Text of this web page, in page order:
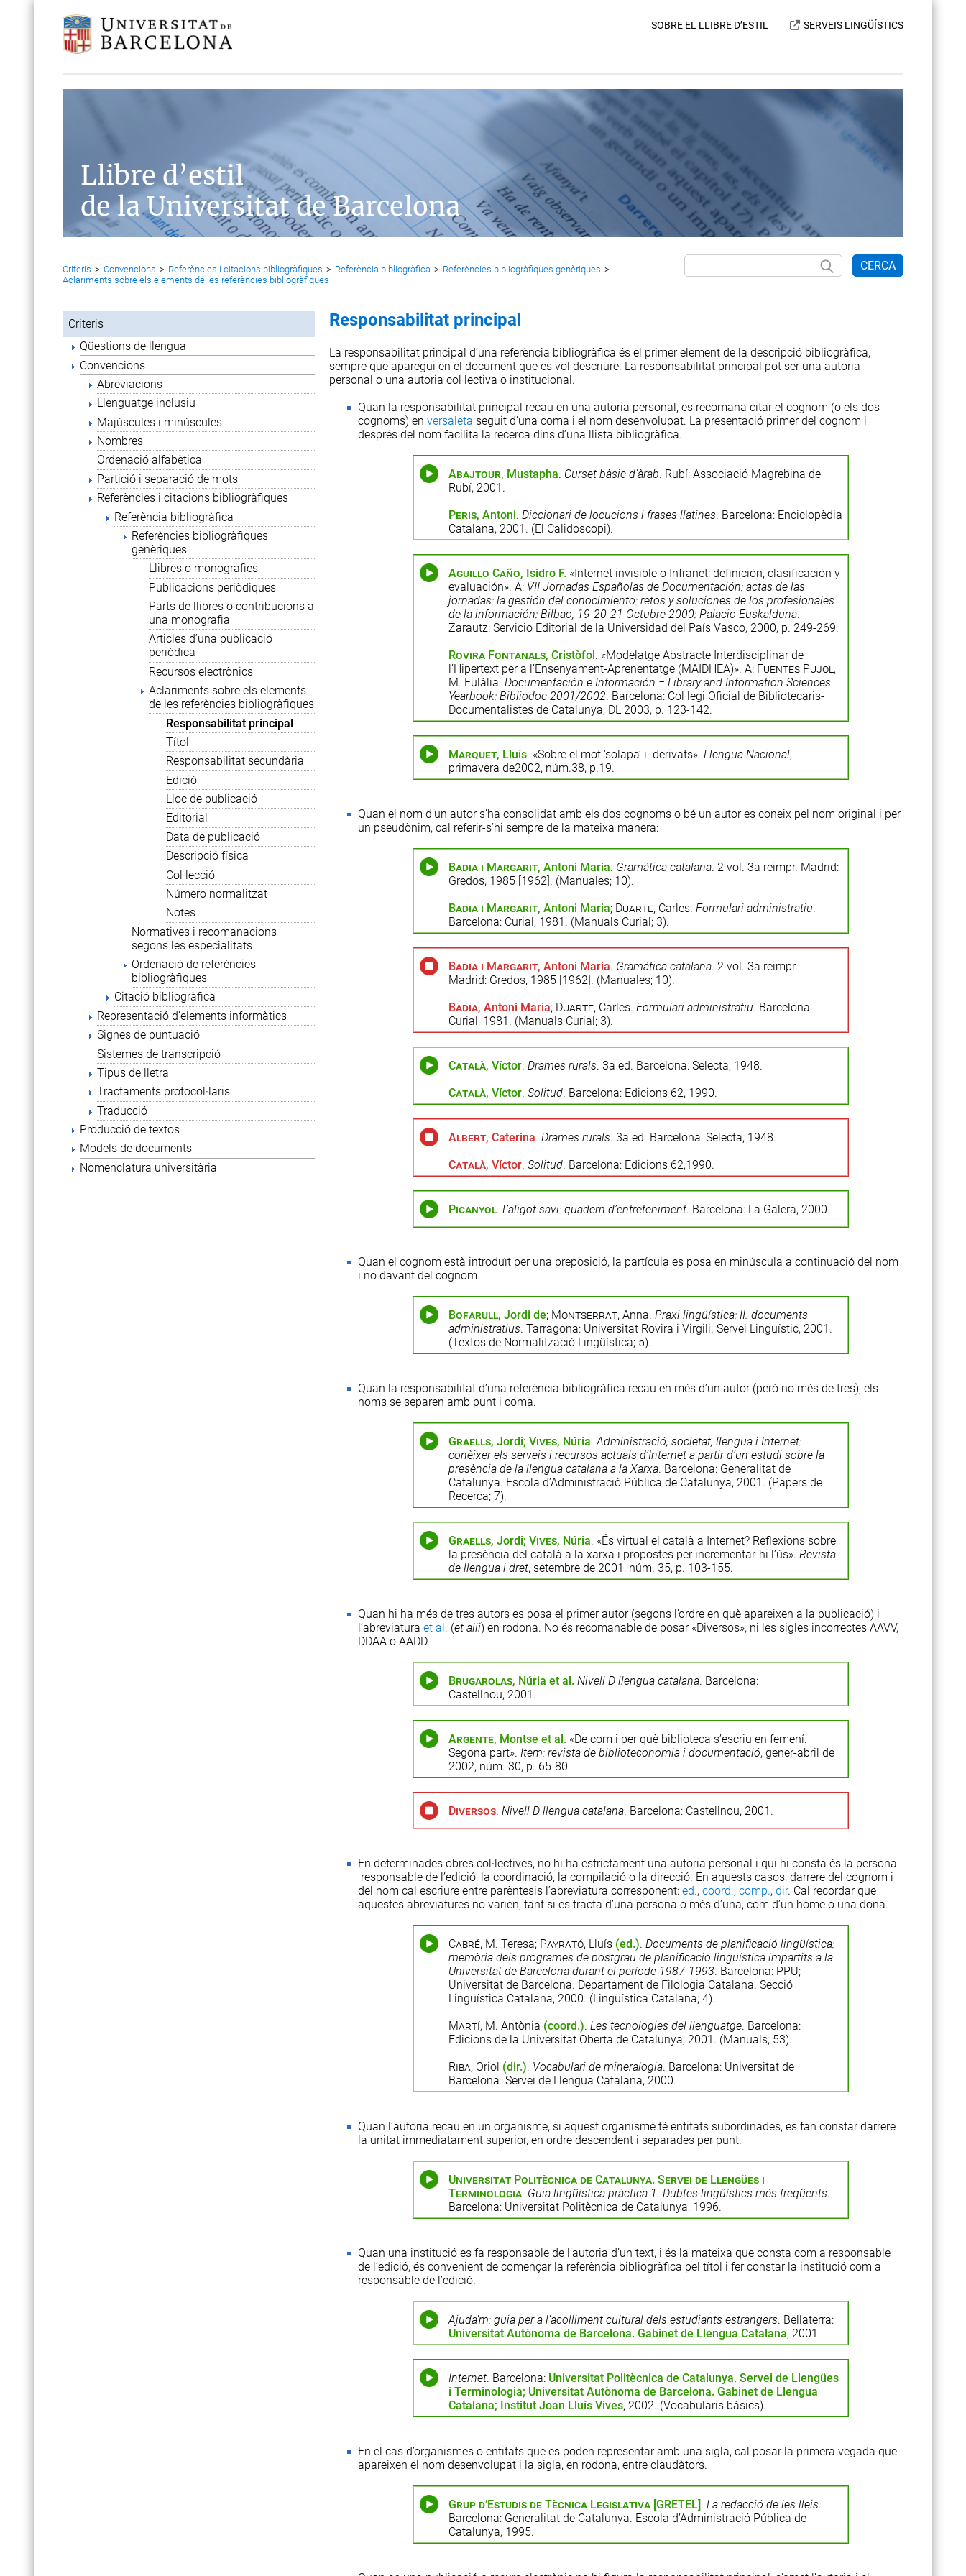
SOBRE EL LLIBRE D’ESTIL SERVEIS LINGÜÍSTICS
Llibre d’estil
de la Universitat de Barcelona
CERCA
Criteris > Convencions > Referències i citacions bibliogràfiques > Referència bibliogràfica > Referències bibliogràfiques genèriques >
Aclariments sobre els elements de les referències bibliogràfiques
Criteris
Qüestions de llengua
Convencions
Abreviacions
Llenguatge inclusiu
Majúscules i minúscules
Nombres
Ordenació alfabètica
Partició i separació de mots
Referències i citacions bibliogràfiques
Referència bibliogràfica
Referències bibliogràfiques
genèriques
Llibres o monografies
Publicacions periòdiques
Parts de llibres o contribucions a
una monografia
Articles d’una publicació
periòdica
Recursos electrònics
Aclariments sobre els elements
de les referències bibliogràfiques
Responsabilitat principal
Títol
Responsabilitat secundària
Edició
Lloc de publicació
Editorial
Data de publicació
Descripció física
Col·lecció
Número normalitzat
Notes
Normatives i recomanacions
segons les especialitats
Ordenació de referències
bibliogràfiques
Citació bibliogràfica
Representació d’elements informàtics
Signes de puntuació
Sistemes de transcripció
Tipus de lletra
Tractaments protocol·laris
Traducció
Producció de textos
Models de documents
Nomenclatura universitària
Responsabilitat principal
La responsabilitat principal d’una referència bibliogràfica és el primer element de la descripció bibliogràfica,
sempre que aparegui en el document que es vol descriure. La responsabilitat principal pot ser una autoria
personal o una autoria col·lectiva o institucional.
Quan la responsabilitat principal recau en una autoria personal, es recomana citar el cognom (o els dos
cognoms) en versaleta seguit d’una coma i el nom desenvolupat. La presentació primer del cognom i
després del nom facilita la recerca dins d’una llista bibliogràfica.
Abajtour, Mustapha. Curset bàsic d’àrab. Rubí: Associació Magrebina de
Rubí, 2001.
Peris, Antoni. Diccionari de locucions i frases llatines. Barcelona: Enciclopèdia
Catalana, 2001. (El Calidoscopi).
Aguillo Caño, Isidro F.«Internet invisible o Infranet: definición, clasificación y
evaluación». A: VII Jornadas Españolas de Documentación: actas de las
jornadas: la gestión del conocimiento: retos y soluciones de los profesionales
de la información: Bilbao, 19-20-21 Octubre 2000: Palacio Euskalduna.
Zarautz: Servicio Editorial de la Universidad del País Vasco, 2000, p. 249-269.
Rovira Fontanals, Cristòfol. «Modelatge Abstracte Interdisciplinar de
l’Hipertext per a l’Ensenyament-Aprenentatge (MAIDHEA)». A: Fuentes Pujol,
M. Eulàlia. Documentación e Información = Library and Information Sciences
Yearbook: Bibliodoc 2001/2002. Barcelona: Col·legi Oficial de Bibliotecaris-
Documentalistes de Catalunya, DL 2003, p. 123-142.
Marquet, Lluís. «Sobre el mot ‘solapa’ i derivats». Llengua Nacional,
primavera de2002, núm.38, p.19.
Quan el nom d’un autor s’ha consolidat amb els dos cognoms o bé un autor es coneix pel nom original i per
un pseudònim, cal referir-s’hi sempre de la mateixa manera:
Badia i Margarit, Antoni Maria. Gramática catalana. 2 vol. 3a reimpr. Madrid:
Gredos, 1985 [1962]. (Manuales; 10).
Badia i Margarit, Antoni Maria; Duarte, Carles. Formulari administratiu.
Barcelona: Curial, 1981. (Manuals Curial; 3).
Badia i Margarit, Antoni Maria. Gramática catalana. 2 vol. 3a reimpr.
Madrid: Gredos, 1985 [1962]. (Manuales; 10).
Badia, Antoni Maria; Duarte, Carles. Formulari administratiu. Barcelona:
Curial, 1981. (Manuals Curial; 3).
Català, Víctor. Drames rurals. 3a ed. Barcelona: Selecta, 1948.
Català, Víctor. Solitud. Barcelona: Edicions 62, 1990.
Albert, Caterina. Drames rurals. 3a ed. Barcelona: Selecta, 1948.
Català, Víctor. Solitud. Barcelona: Edicions 62,1990.
Picanyol. L’aligot savi: quadern d’entreteniment. Barcelona: La Galera, 2000.
Quan el cognom està introduït per una preposició, la partícula es posa en minúscula a continuació del nom
i no davant del cognom.
Bofarull, Jordi de; Montserrat, Anna. Praxi lingüística: II. documents
administratius. Tarragona: Universitat Rovira i Virgili. Servei Lingüístic, 2001.
(Textos de Normalització Lingüística; 5).
Quan la responsabilitat d’una referència bibliogràfica recau en més d’un autor (però no més de tres), els
noms se separen amb punt i coma.
Graells, Jordi; Vives, Núria.Administració, societat, llengua i Internet:
conèixer els serveis i recursos actuals d’Internet a partir d’un estudi sobre la
presència de la llengua catalana a la Xarxa. Barcelona: Generalitat de
Catalunya. Escola d’Administració Pública de Catalunya, 2001. (Papers de
Recerca; 7).
Graells, Jordi; Vives, Núria. «És virtual el català a Internet? Reflexions sobre
la presència del català a la xarxa i propostes per incrementar-hi l’ús». Revista
de llengua i dret, setembre de 2001, núm. 35, p. 103-155.
Quan hi ha més de tres autors es posa el primer autor (segons l’ordre en què apareixen a la publicació) i
l’abreviatura et al. (et alii) en rodona. No és recomanable de posar «Diversos», ni les sigles incorrectes AAVV,
DDAA o AADD.
Brugarolas, Núria et al. Nivell D llengua catalana. Barcelona:
Castellnou, 2001.
Argente, Montse et al.«De com i per què biblioteca s’escriu en femení.
Segona part». Item: revista de biblioteconomia i documentació, gener-abril de
2002, núm. 30, p. 65-80.
Diversos. Nivell D llengua catalana. Barcelona: Castellnou, 2001.
En determinades obres col·lectives, no hi ha estrictament una autoria personal i qui hi consta és la persona
responsable de l’edició, la coordinació, la compilació o la direcció. En aquests casos, darrere del cognom i
del nom cal escriure entre parèntesis l’abreviatura corresponent: ed., coord., comp., dir. Cal recordar que
aquestes abreviatures no varien, tant si es tracta d’una persona o més d’una, com d’un home o una dona.
Cabré, M. Teresa; Payrató, Lluís (ed.). Documents de planificació lingüística:
memòria dels programes de postgrau de planificació lingüística impartits a la
Universitat de Barcelona durant el període 1987-1993. Barcelona: PPU;
Universitat de Barcelona. Departament de Filologia Catalana. Secció
Lingüística Catalana, 2000. (Lingüística Catalana; 4).
Martí, M. Antònia (coord.). Les tecnologies del llenguatge. Barcelona:
Edicions de la Universitat Oberta de Catalunya, 2001. (Manuals; 53).
Riba, Oriol (dir.). Vocabulari de mineralogia. Barcelona: Universitat de
Barcelona. Servei de Llengua Catalana, 2000.
Quan l’autoria recau en un organisme, si aquest organisme té entitats subordinades, es fan constar darrere
la unitat immediatament superior, en ordre descendent i separades per punt.
Universitat Politècnica de Catalunya. Servei de Llengües i
Terminologia. Guia lingüística pràctica 1. Dubtes lingüístics més freqüents.
Barcelona: Universitat Politècnica de Catalunya, 1996.
Quan una institució es fa responsable de l’autoria d’un text, i és la mateixa que consta com a responsable
de l’edició, és convenient de començar la referència bibliogràfica pel títol i fer constar la institució com a
responsable de l’edició.
Ajuda’m: guia per a l’acolliment cultural dels estudiants estrangers. Bellaterra:
Universitat Autònoma de Barcelona. Gabinet de Llengua Catalana, 2001.
Internet. Barcelona: Universitat Politècnica de Catalunya. Servei de Llengües
i Terminologia; Universitat Autònoma de Barcelona. Gabinet de Llengua
Catalana; Institut Joan Lluís Vives, 2002. (Vocabularis bàsics).
En el cas d’organismes o entitats que es poden representar amb una sigla, cal posar la primera vegada que
apareixen el nom desenvolupat i la sigla, en rodona, entre claudàtors.
Grup d’Estudis de Tècnica Legislativa[GRETEL]. La redacció de les lleis.
Barcelona: Generalitat de Catalunya. Escola d’Administració Pública de
Catalunya, 1995.